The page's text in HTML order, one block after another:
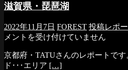
滋賀県・琵琶湖
2022年11月7日 FOREST 投稿レポー
メントを受け付けていません
京都府・TATUさんのレポートで
ド･･･エリア […]